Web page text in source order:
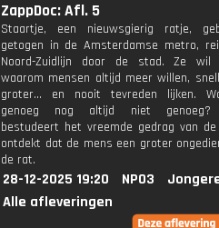
ZappDoc: Afl. 5
Staartje, een nieuwsgierig ratje,
getogen in de Amsterdamse metro,
Noord-Zuidlijn door de stad. Ze wil
waarom mensen altijd meer willen,
groter... en nooit tevreden lijken.
genoeg nog altijd niet genoeg?
bestudeert het vreemde gedrag van
ontdekt dat de mens een groter
de rat.
28-12-2025 19:20 NPO3
Alle afleveringen